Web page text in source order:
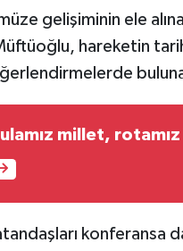
gelişiminin ele
hareketin
millet,
konferansa